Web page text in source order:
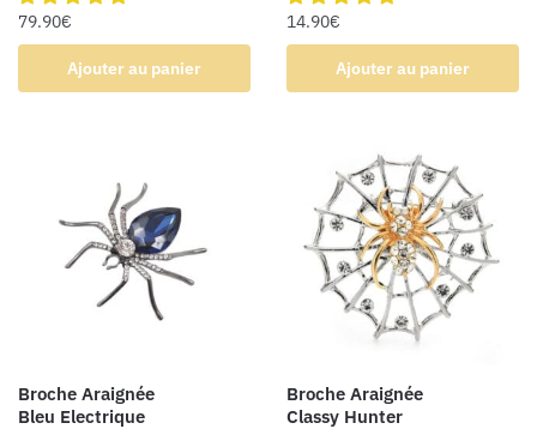
79.90€
Ajouter au panier
14.90€
Ajouter au panier
Broche Araignée
Bleu Electrique
Broche Araignée
Classy Hunter